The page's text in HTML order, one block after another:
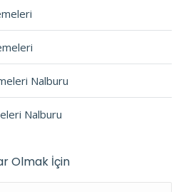
Nalburu
Nalburu
Olmak İçin